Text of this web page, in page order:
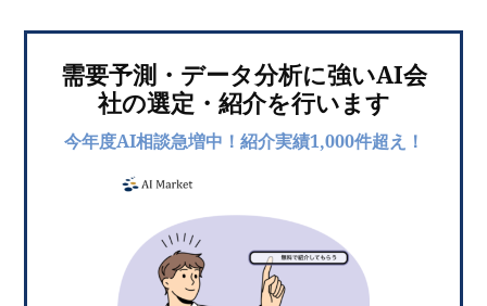
需要予測・データ分析に強いAI会
社の選定・紹介を行います
今年度AI相談急増中！紹介実績1,000件超え！